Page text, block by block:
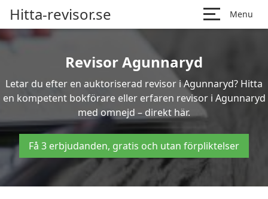
Hitta-revisor.se Menu
Revisor Agunnaryd
Letar du efter en auktoriserad revisor i Agunnaryd? Hitta
en kompetent bokförare eller erfaren revisor i Agunnaryd
med omnejd – direkt här.
Få 3 erbjudanden, gratis och utan förpliktelser